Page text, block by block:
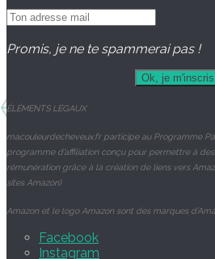
Promis, je ne te spammerai pas !
ÉLÉMENTSLEGAUX
macouleurdecheveux.fr participe au Programme
programme d’affiliation conçu pour permettre à
rémunération grâce à la création de liens vers
sites Amazon)
Amazon et le logo Amazon sont des marques
Facebook
Instagram